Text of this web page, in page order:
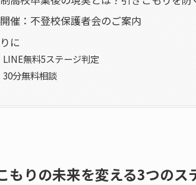
催：不登校保護者会のご案内
に
LINE無料5ステージ判定
30分無料相談
もりの未来を変える3つのス